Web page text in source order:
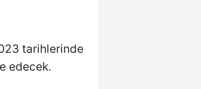
tarihlerinde
edecek.